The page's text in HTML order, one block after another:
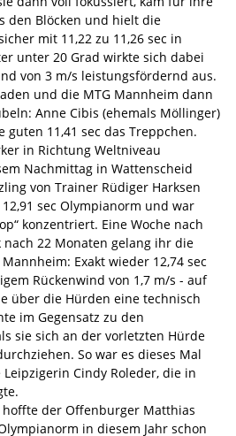
den Blöcken und hielt die
mit 11,22 zu 11,26 sec in
unter 20 Grad wirkte sich dabei
von 3 m/s leistungsfördernd aus.
und die MTG Mannheim dann
Anne Cibis (ehemals Möllinger)
11,41 sec das Treppchen.
in Richtung Weltniveau
Nachmittag in Wattenscheid
von Trainer Rüdiger Harksen
sec Olympianorm und war
konzentriert. Eine Woche nach
22 Monaten gelang ihr die
Exakt wieder 12,74 sec
Rückenwind von 1,7 m/s - auf
über die Hürden eine technisch
im Gegensatz zu den
sie sich an der vorletzten Hürde
So war es dieses Mal
Cindy Roleder, die in
der Offenburger Matthias
in diesem Jahr schon